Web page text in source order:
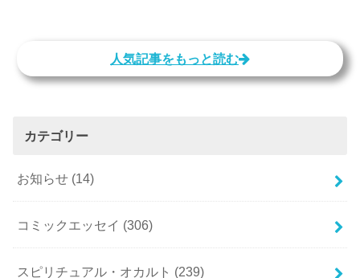
人気記事をもっと読む
カテゴリー
お知らせ (14)
コミックエッセイ (306)
スピリチュアル・オカルト (239)